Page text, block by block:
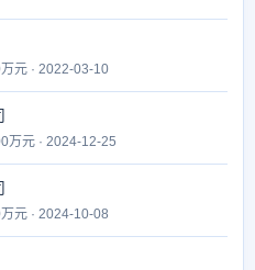
元 · 2022-03-10
万元 · 2024-12-25
元 · 2024-10-08